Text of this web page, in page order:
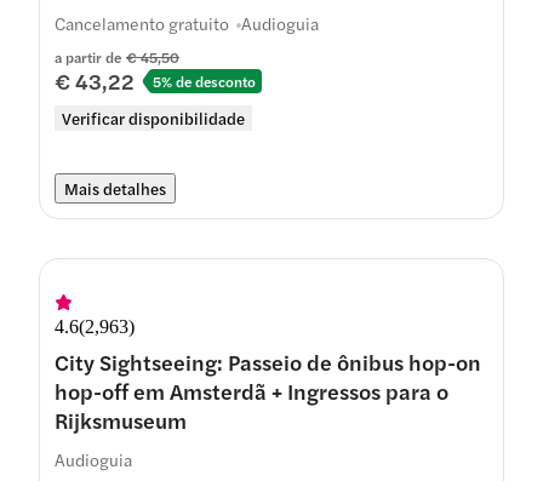
a partir de € 45,50
€ 43,22 5% de desconto
Verificar disponibilidade
Cancelamento gratuito Audioguia
Mais detalhes
4.6(2,963)
City Sightseeing: Passeio de ônibus hop-on
hop-off em Amsterdã + Ingressos para o
Rijksmuseum
Audioguia